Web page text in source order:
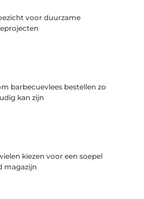
voor duurzame
barbecuevlees bestellen zo
kan zijn
kiezen voor een soepel
magazijn